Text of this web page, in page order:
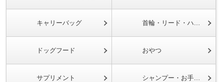
キャリーバッグ 首輪・リード・ハーネス
ドッグフード おやつ
サプリメント シャンプー・お手入れグッズ